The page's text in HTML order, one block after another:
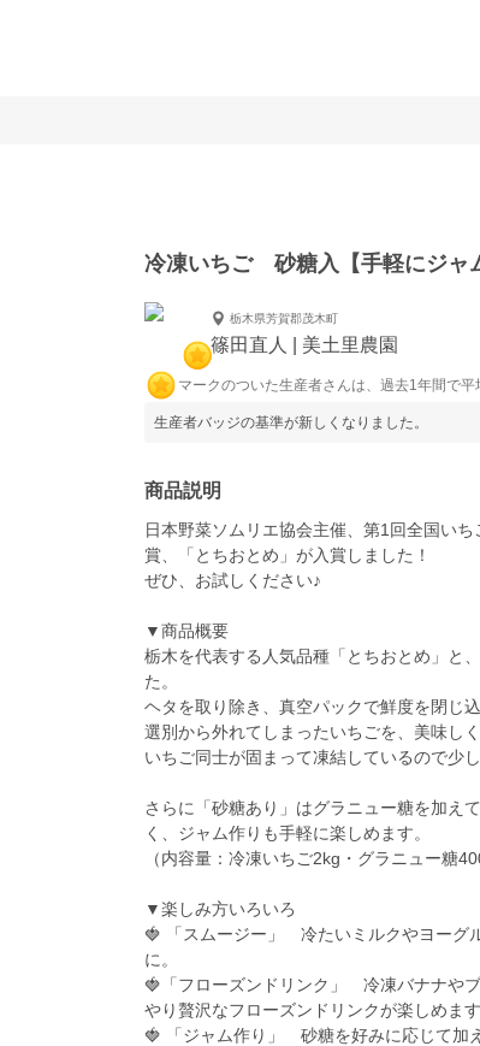
冷凍いちご 砂糖入【手軽にジャ
栃木県芳賀郡茂木町
篠田直人 | 美土里農園
マークのついた生産者さんは、過去1年間で平
生産者バッジの基準が新しくなりました。
商品説明
日本野菜ソムリエ協会主催、第1回全国い
賞、「とちおとめ」が入賞しました！
ぜひ、お試しください♪
▼商品概要
栃木を代表する人気品種「とちおとめ」と
た。
ヘタを取り除き、真空パックで鮮度を閉じ込
選別から外れてしまったいちごを、美味しく
いちご同士が固まって凍結しているので少
さらに「砂糖あり」はグラニュー糖を加え
く、ジャム作りも手軽に楽しめます。
（内容量：冷凍いちご2kg・グラニュー糖
▼楽しみ方いろいろ
🍓 「スムージー」 冷たいミルクやヨーグ
に。
🍓「フローズンドリンク」 冷凍バナナや
やり贅沢なフローズンドリンクが楽しめます
🍓 「ジャム作り」 砂糖を好みに応じて加